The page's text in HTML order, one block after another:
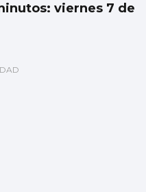
viernes 7 de